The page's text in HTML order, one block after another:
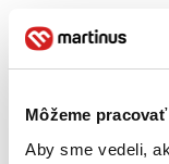
Môžeme
Aby sme vedeli,
matky a jej malého
rozprávaniu o